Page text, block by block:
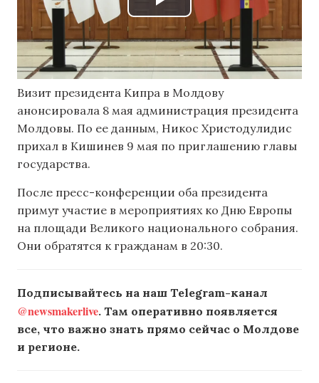
Визит президента Кипра в Молдову
анонсировала 8 мая администрация президента
Молдовы. По ее данным, Никос Христодулидис
прихал в Кишинев 9 мая по приглашению главы
государства.
После пресс-конференции оба президента
примут участие в мероприятиях ко Дню Европы
на площади Великого национального собрания.
Они обратятся к гражданам в 20:30.
Подписывайтесь на наш Telegram-канал
@newsmakerlive. Там оперативно появляется
все, что важно знать прямо сейчас о Молдове
и регионе.